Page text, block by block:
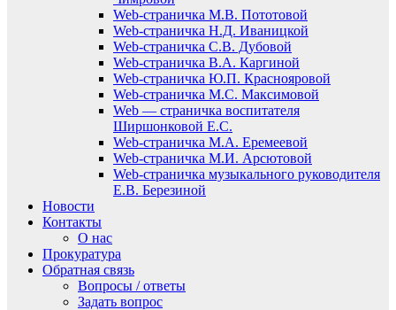
Web-страничка М.В. Пототовой
Web-страничка Н.Д. Иваницкой
Web-страничка С.В. Дубовой
Web-страничка В.А. Каргиной
Web-страничка Ю.П. Краснояровой
Web-страничка М.С. Максимовой
Web — страничка воспитателя
Ширшонковой Е.С.
Web-страничка М.А. Еремеевой
Web-страничка М.И. Арсютовой
Web-страничка музыкального руководителя
Е.В. Березиной
Новости
Контакты
О нас
Прокуратура
Обратная связь
Вопросы / ответы
Задать вопрос